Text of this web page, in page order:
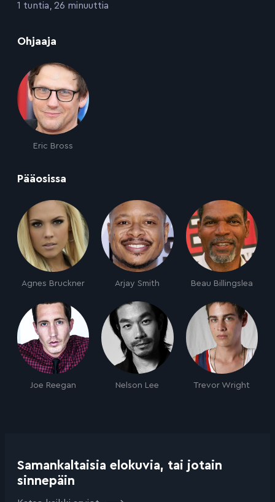
:1 tuntia, 26 minuuttia
Ohjaaja
Eric Bross
Pääosissa
Agnes Bruckner Arjay Smith Beau Billingslea
Joe Reegan Nelson Lee Trevor Wright
Samankaltaisia elokuvia, tai jotain
sinnepäin